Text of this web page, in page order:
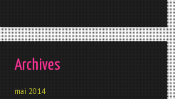
Archives
mai 2014